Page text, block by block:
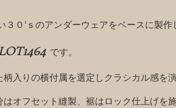
０’ｓのアンダーウェアをベースに製作
です。
入りの横付属を選定しクラシカル感を演
オフセット縫製、裾はロック仕上げを施